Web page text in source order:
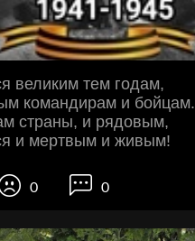
великим тем годам,
командирам и бойцам.
страны, и рядовым,
и мертвым и живым!
0 0